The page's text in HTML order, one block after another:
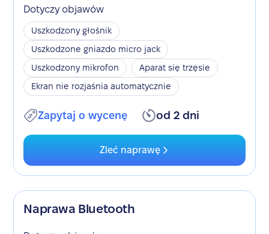
Dotyczy objawów
Uszkodzony głośnik
Uszkodzone gniazdo micro jack
Uszkodzony mikrofon
Aparat się trzęsie
Ekran nie rozjaśnia automatycznie
Zapytaj o wycenę od 2 dni
Zleć naprawę
Naprawa Bluetooth